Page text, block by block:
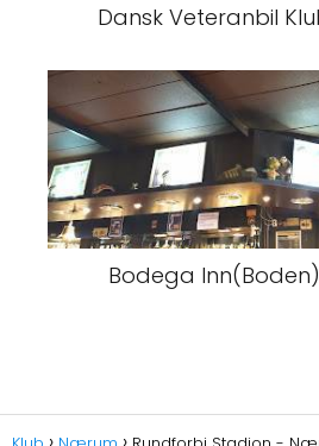
Dansk Veteranbil
Bodega